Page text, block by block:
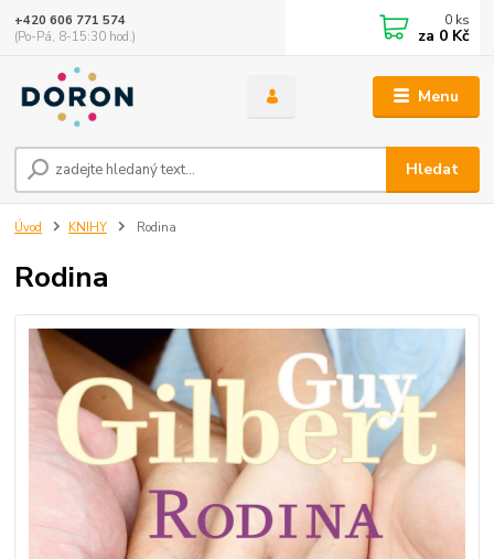
Menu
Hledat
+420 606 771 574
(Po-Pá, 8-15:30 hod.)
0 ks
za 0 Kč
Úvod KNIHY Rodina
Rodina